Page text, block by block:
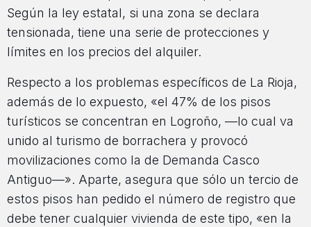
Según la ley estatal, si una zona se declara
tensionada, tiene una serie de protecciones y
límites en los precios del alquiler.
Respecto a los problemas específicos de La Rioja,
además de lo expuesto, «el 47% de los pisos
turísticos se concentran en Logroño, —lo cual va
unido al turismo de borrachera y provocó
movilizaciones como la de Demanda Casco
Antiguo—». Aparte, asegura que sólo un tercio de
estos pisos han pedido el número de registro que
debe tener cualquier vivienda de este tipo, «en la